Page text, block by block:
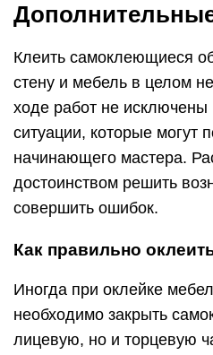
Клеить самоклеющиеся
стену и мебель в целом
ходе работ не исключены
ситуации, которые могут
начинающего мастера.
достоинством решить
совершить ошибок.
Как правильно
Иногда при оклейке
необходимо закрыть
лицевую, но и торцевую